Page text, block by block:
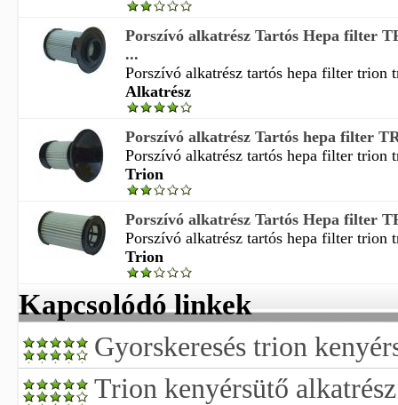
Porszívó alkatrész Tartós Hepa filter
...
Porszívó alkatrész tartós hepa filter trion
Alkatrész
Porszívó alkatrész Tartós hepa filter
Porszívó alkatrész tartós hepa filter trion
Trion
Porszívó alkatrész Tartós Hepa filter
Porszívó alkatrész tartós hepa filter trion
Trion
Kapcsolódó linkek
Gyorskeresés trion
Trion kenyérsütő alkatrész